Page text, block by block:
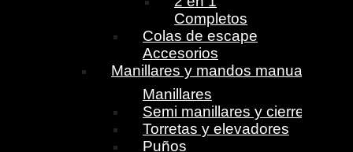
Completos
Colas de escape
Accesorios
Manillares y mandos manuales
Manillares
Semi manillares y cierres
Torretas y elevadores
Puños